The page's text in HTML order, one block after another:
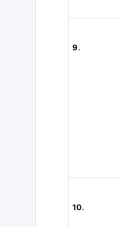
9.
10.